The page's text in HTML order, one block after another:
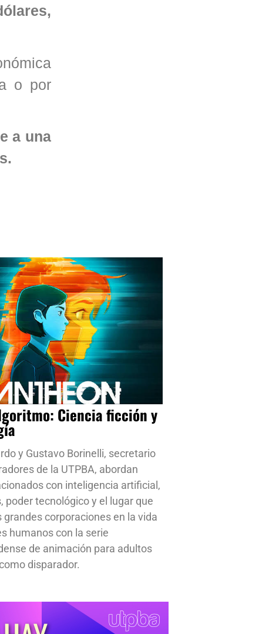
o por
a una
Ciencia ficción y
y Gustavo Borinelli, secretario
de la UTPBA, abordan
con inteligencia artificial,
poder tecnológico y el lugar que
grandes corporaciones en la vida
humanos con la serie
de animación para adultos
disparador.